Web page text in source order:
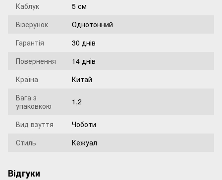
Каблук
5 см
Візерунок
Однотонний
Гарантія
30 днів
Повернення
14 днів
Країна
Китай
Вага з
упаковкою
1,2
Вид взуття
Чоботи
Стиль
Кежуал
Відгуки